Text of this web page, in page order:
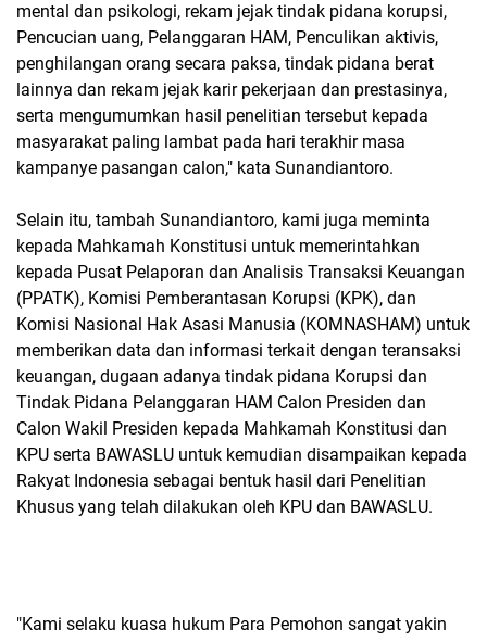
mental dan psikologi, rekam jejak tindak pidana korupsi,
Pencucian uang, Pelanggaran HAM, Penculikan aktivis,
penghilangan orang secara paksa, tindak pidana berat
lainnya dan rekam jejak karir pekerjaan dan prestasinya,
serta mengumumkan hasil penelitian tersebut kepada
masyarakat paling lambat pada hari terakhir masa
kampanye pasangan calon," kata Sunandiantoro.
Selain itu, tambah Sunandiantoro, kami juga meminta
kepada Mahkamah Konstitusi untuk memerintahkan
kepada Pusat Pelaporan dan Analisis Transaksi Keuangan
(PPATK), Komisi Pemberantasan Korupsi (KPK), dan
Komisi Nasional Hak Asasi Manusia (KOMNASHAM) untuk
memberikan data dan informasi terkait dengan teransaksi
keuangan, dugaan adanya tindak pidana Korupsi dan
Tindak Pidana Pelanggaran HAM Calon Presiden dan
Calon Wakil Presiden kepada Mahkamah Konstitusi dan
KPU serta BAWASLU untuk kemudian disampaikan kepada
Rakyat Indonesia sebagai bentuk hasil dari Penelitian
Khusus yang telah dilakukan oleh KPU dan BAWASLU.
"Kami selaku kuasa hukum Para Pemohon sangat yakin